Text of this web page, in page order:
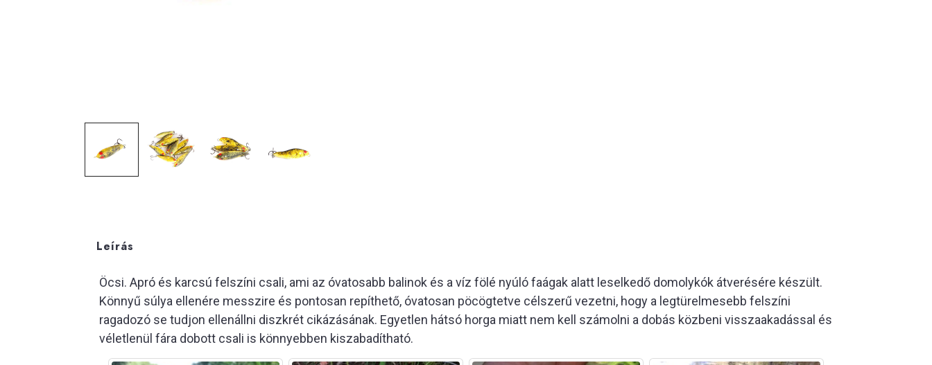
Leírás
Öcsi. Apró és karcsú felszíni csali, ami az óvatosabb balinok és a víz fölé nyúló faágak alatt leselkedő domolykók átverésére készült.
Könnyű súlya ellenére messzire és pontosan repíthető, óvatosan pöcögtetve célszerű vezetni, hogy a legtürelmesebb felszíni
ragadozó se tudjon ellenállni diszkrét cikázásának. Egyetlen hátsó horga miatt nem kell számolni a dobás közbeni visszaakadással és
véletlenül fára dobott csali is könnyebben kiszabadítható.